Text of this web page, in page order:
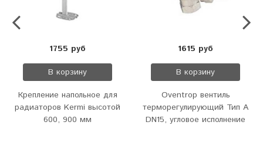
1755 руб
В корзину
Крепление напольное для
радиаторов Kermi высотой
600, 900 мм
1615 руб
В корзину
Oventrop вентиль
терморегулирующий Тип А
DN15, угловое исполнение